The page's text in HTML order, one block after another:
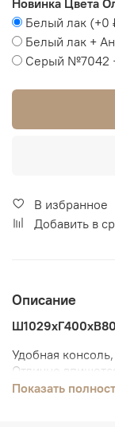
Белый лак (+0
Белый лак +
Серый №7042
В избранное
Добавить в
Описание
Удобная
Отлично
комнату.
Показать